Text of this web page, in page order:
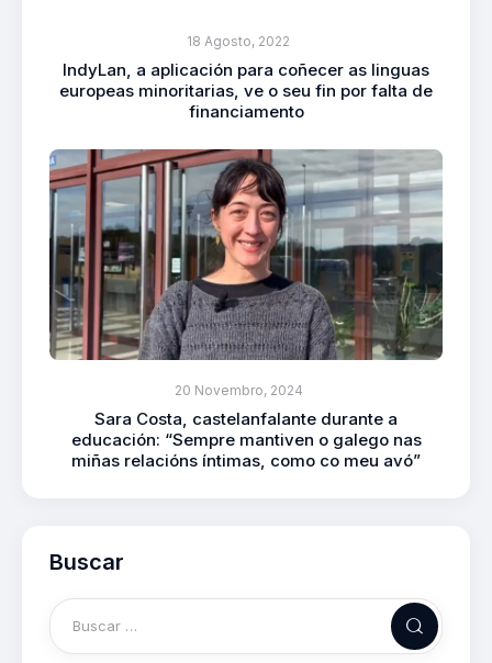
18 Agosto, 2022
IndyLan, a aplicación para coñecer as linguas
europeas minoritarias, ve o seu fin por falta de
financiamento
20 Novembro, 2024
Sara Costa, castelanfalante durante a
educación: “Sempre mantiven o galego nas
miñas relacións íntimas, como co meu avó”
Buscar